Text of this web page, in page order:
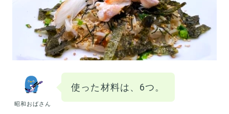
昭和おばさん
使った材料は、6つ。